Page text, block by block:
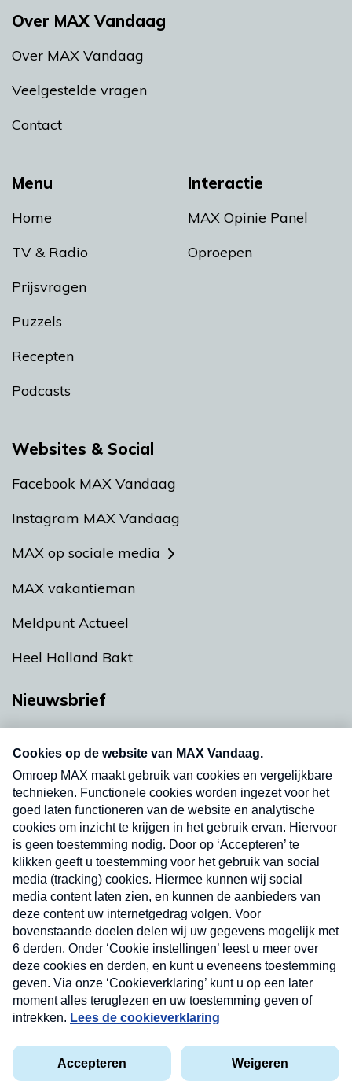
Menu
Home
TV & Radio
Prijsvragen
Puzzels
Recepten
Podcasts
Interactie
MAX Opinie Panel
Oproepen
Over MAX Vandaag
Over MAX Vandaag
Veelgestelde vragen
Contact
Websites & Social
Facebook MAX Vandaag
Instagram MAX Vandaag
MAX op sociale media
MAX vakantieman
Meldpunt Actueel
Heel Holland Bakt
Nieuwsbrief
nieuwsbrief. Elke vrijdag- en dinsdagochtend in
uw mailbox.
Verzend
Privacyverklaring
Cookieverklaring
Kwetsbaarheid melden
Nieuwsbrief
Neem hier een gratis abonnement op onze
nieuwsbrief. Elke vrijdag- en dinsdagochtend in uw